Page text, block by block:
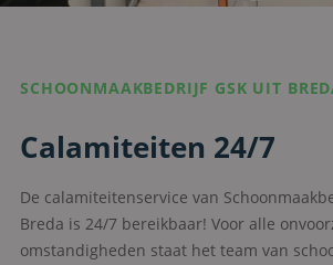
SCHOONMAAKBEDRIJF GSK UIT
Calamiteiten 24/7
De calamiteitenservice van
Breda is 24/7 bereikbaar! Voor alle
omstandigheden staat het team van